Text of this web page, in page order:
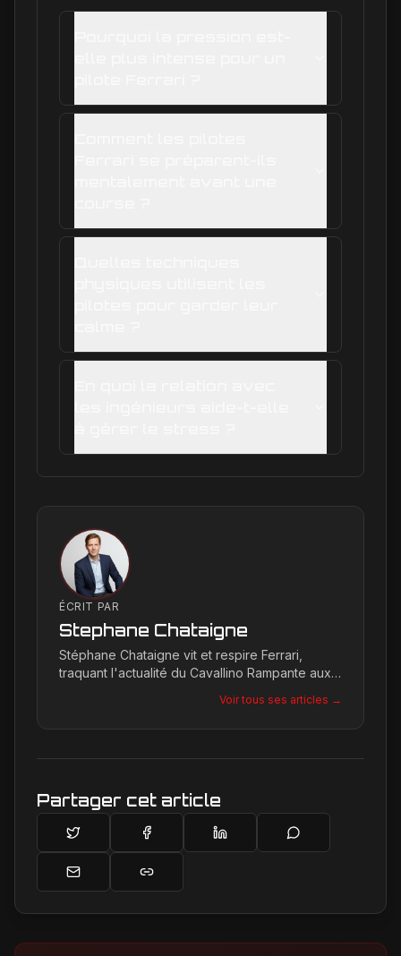
ÉCRIT PAR
Stephane Chataigne
Stéphane Chataigne vit et respire Ferrari,
traquant l'actualité du Cavallino Rampante aux
permet de décrypter les tendances et les
secrets de la marque, offrant une plongée
passionnés.
Voir tous ses articles →
Partager cet article